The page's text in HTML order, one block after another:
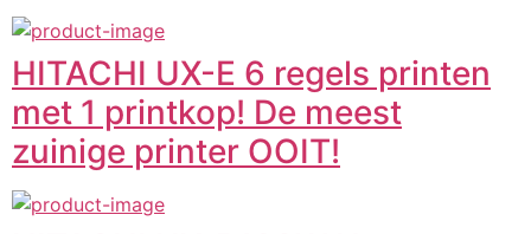
HITACHI UX-E 6 regels printen
met 1 printkop! De meest
zuinige printer OOIT!